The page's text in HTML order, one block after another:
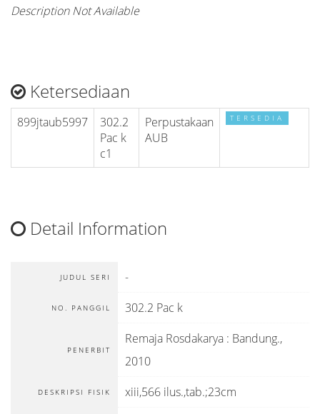
Description Not Available
Ketersediaan
899jtaub5997
302.2
Pac k
c1
Perpustakaan
AUB
TERSEDIA
Detail Information
JUDUL SERI -
NO. PANGGIL 302.2 Pac k
PENERBIT
Remaja Rosdakarya : Bandung.,
2010
DESKRIPSI FISIK xiii,566 ilus.,tab.;23cm